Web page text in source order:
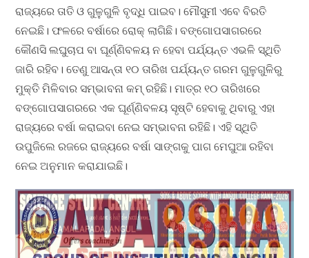
ରାଜ୍ୟରେ ତାତି ଓ ଗୁଳୁଗୁଳି ବୃଦ୍ଧି ପାଇବ। ମୌସୁମୀ ଏବେ ବିରତି
ନେଇଛି। ଫଳରେ ବର୍ଷାରେ ରୋକ୍‌ ଲାଗିଛି। ବଙ୍ଗୋପସାଗରରେ
କୌଣସି ଲଘୁଚାପ ବା ଘୂର୍ଣ୍ଣିବଳୟ ନ ହେବା ପର୍ଯ୍ୟନ୍ତ ଏଭଳି ସ୍ଥିତି
ଜାରି ରହିବ। ତେଣୁ ଆସନ୍ତା ୧୦ ତାରିଖ ପର୍ଯ୍ୟନ୍ତ ଗରମ ଗୁଳୁଗୁଳିରୁ
ମୁକ୍ତି ମିଳିବାର ସମ୍ଭାବନା କମ୍‌ ରହିଛି। ମାତ୍ର ୧୦ ତାରିଖରେ
ବଙ୍ଗୋପସାଗରରେ ଏକ ଘୂର୍ଣ୍ଣିବଳୟ ସୃଷ୍ଟି ହେବାକୁ ଥିବାରୁ ଏହା
ରାଜ୍ୟରେ ବର୍ଷା କରାଇବା ନେଇ ସମ୍ଭାବନା ରହିଛି। ଏହି ସ୍ଥିତି
ଉପୁଜିଲେ ରଜରେ ରାଜ୍ୟରେ ବର୍ଷା ସାଙ୍ଗକୁ ପାଗ ମେଘୁଆ ରହିବା
ନେଇ ଅନୁମାନ କରାଯାଇଛି।